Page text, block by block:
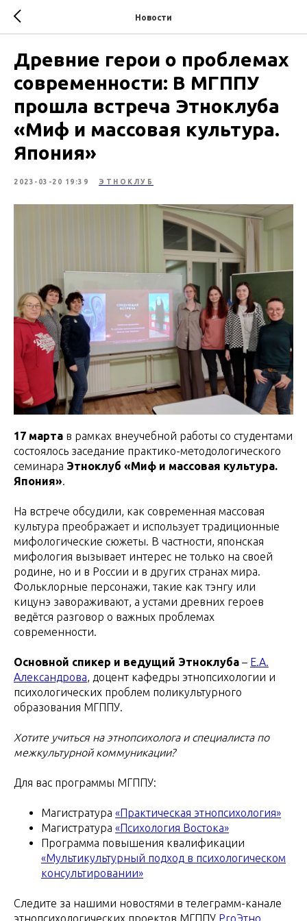
Новости
Древние герои о проблемах
современности: В МГППУ
прошла встреча Этноклуба
«Миф и массовая культура.
Япония»
2023-03-20 19:39 ЭТНОКЛУБ
17 марта в рамках внеучебной работы со студентами
состоялось заседание практико-методологического
семинара Этноклуб «Миф и массовая культура.
Япония».
На встрече обсудили, как современная массовая
культура преображает и использует традиционные
мифологические сюжеты. В частности, японская
мифология вызывает интерес не только на своей
родине, но и в России и в других странах мира.
Фольклорные персонажи, такие как тэнгу или
кицунэ завораживают, а устами древних героев
ведётся разговор о важных проблемах
современности.
Основной спикер и ведущий Этноклуба – Е.А.
Александрова, доцент кафедры этнопсихологии и
психологических проблем поликультурного
образования МГППУ.
Хотите учиться на этнопсихолога и специалиста по
межкультурной коммуникации?
Для вас программы МГППУ:
Магистратура «Практическая этнопсихология»
Магистратура «Психология Востока»
Программа повышения квалификации
«Мультикультурный подход в психологическом
консультировании»
Следите за нашими новостями в телеграмм-канале
этнопсихологических проектов МГППУ ProЭтно